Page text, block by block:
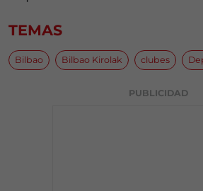
TEMAS
Bilbao Bilbao Kirolak clubes
PUBLICIDAD